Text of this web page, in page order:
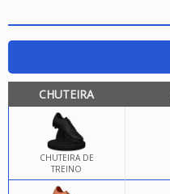
CHUTEIRA
CHUTEIRA DE
TREINO